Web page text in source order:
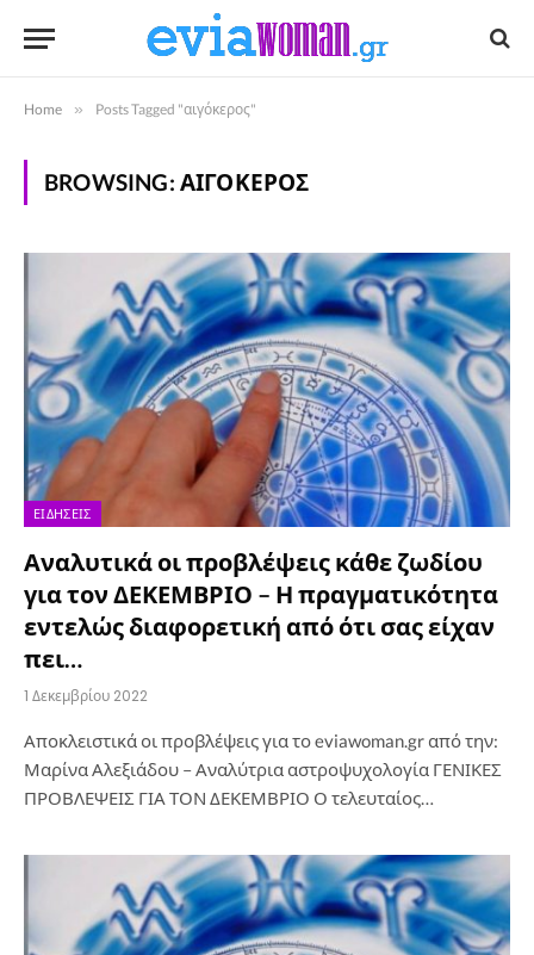
Home » Posts Tagged "αιγόκερος"
BROWSING: ΑΙΓΌΚΕΡΟΣ
ΕΙΔΉΣΕΙΣ
Αναλυτικά οι προβλέψεις κάθε ζωδίου
για τον ΔΕΚΕΜΒΡΙΟ – Η πραγματικότητα
εντελώς διαφορετική από ότι σας είχαν
πει…
1 Δεκεμβρίου 2022
Αποκλειστικά οι προβλέψεις για το eviawoman.gr από την:
Μαρίνα Αλεξιάδου – Αναλύτρια αστροψυχολογία ΓΕΝΙΚΕΣ
ΠΡΟΒΛΕΨΕΙΣ ΓΙΑ ΤΟΝ ΔΕΚΕΜΒΡΙΟ Ο τελευταίος…